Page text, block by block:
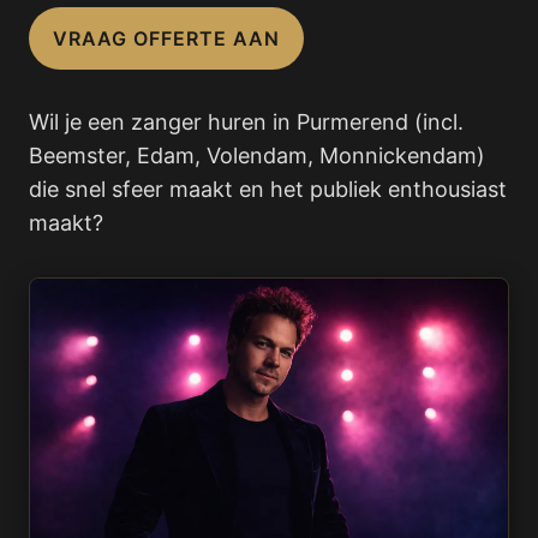
VRAAG OFFERTE AAN
Wil je een zanger huren in Purmerend (incl.
Beemster, Edam, Volendam, Monnickendam)
die snel sfeer maakt en het publiek enthousiast
maakt?